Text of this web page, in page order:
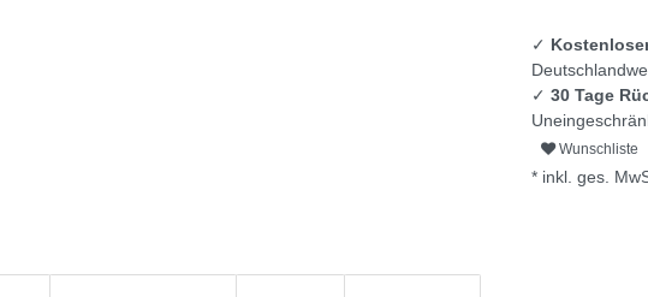
✓
✓ 30 Tage
Wunschliste
* inkl. ges.